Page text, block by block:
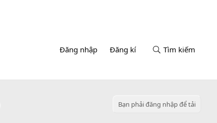
Đăng nhập Đăng kí Tìm kiếm
Bạn phải đăng nhập để tải